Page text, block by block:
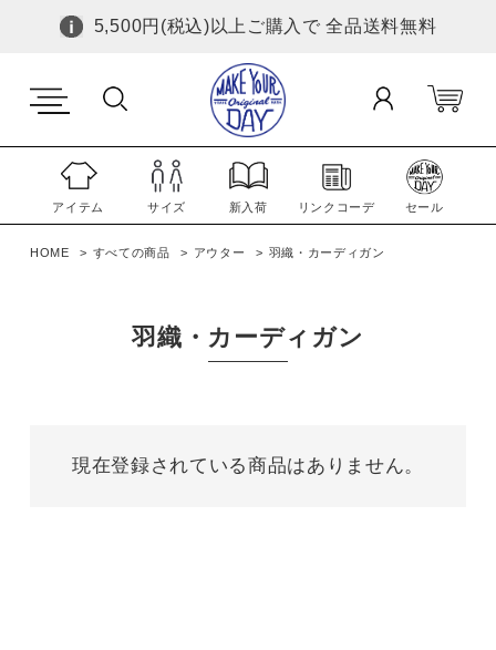
5,500円(税込)以上ご購入で 全品送料無料
HOME すべての商品 アウター 羽織・カーディガン
羽織・カーディガン
現在登録されている商品はありません。
アイテム サイズ 新入荷 リンクコーデ セール